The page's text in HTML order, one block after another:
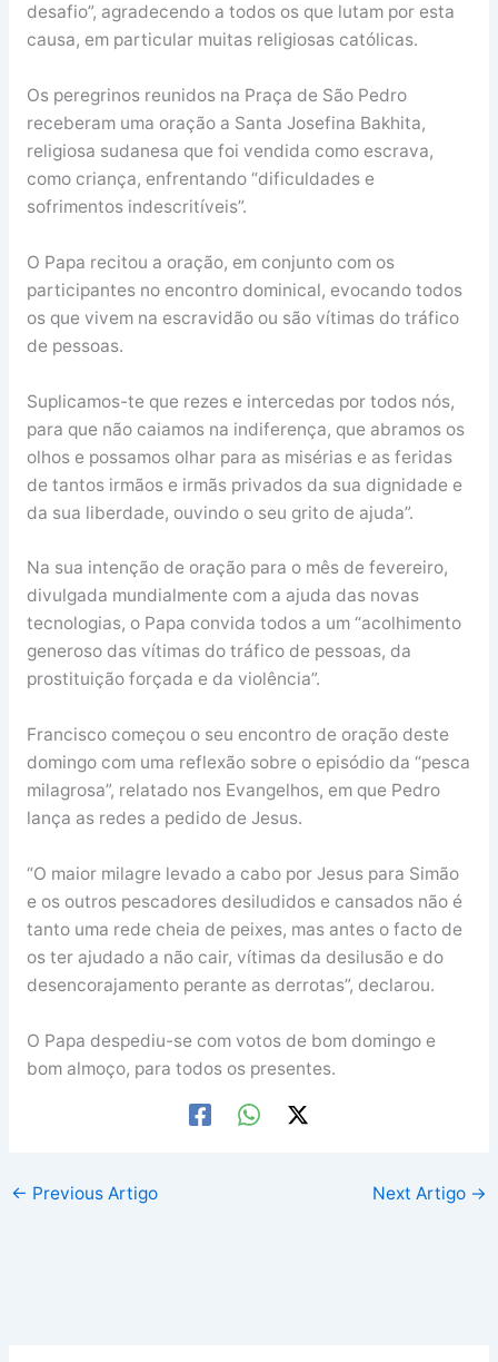
desafio”, agradecendo a todos os que lutam por esta
causa, em particular muitas religiosas católicas.
Os peregrinos reunidos na Praça de São Pedro
receberam uma oração a Santa Josefina Bakhita,
religiosa sudanesa que foi vendida como escrava,
como criança, enfrentando “dificuldades e
sofrimentos indescritíveis”.
O Papa recitou a oração, em conjunto com os
participantes no encontro dominical, evocando todos
os que vivem na escravidão ou são vítimas do tráfico
de pessoas.
Suplicamos-te que rezes e intercedas por todos nós,
para que não caiamos na indiferença, que abramos os
olhos e possamos olhar para as misérias e as feridas
de tantos irmãos e irmãs privados da sua dignidade e
da sua liberdade, ouvindo o seu grito de ajuda”.
Na sua intenção de oração para o mês de fevereiro,
divulgada mundialmente com a ajuda das novas
tecnologias, o Papa convida todos a um “acolhimento
generoso das vítimas do tráfico de pessoas, da
prostituição forçada e da violência”.
Francisco começou o seu encontro de oração deste
domingo com uma reflexão sobre o episódio da “pesca
milagrosa”, relatado nos Evangelhos, em que Pedro
lança as redes a pedido de Jesus.
“O maior milagre levado a cabo por Jesus para Simão
e os outros pescadores desiludidos e cansados não é
tanto uma rede cheia de peixes, mas antes o facto de
os ter ajudado a não cair, vítimas da desilusão e do
desencorajamento perante as derrotas”, declarou.
O Papa despediu-se com votos de bom domingo e
bom almoço, para todos os presentes.
← Previous Artigo Next Artigo →